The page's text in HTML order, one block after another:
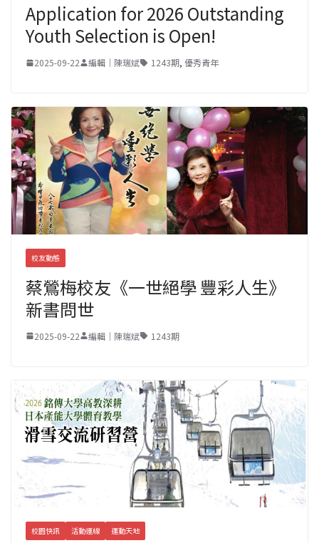
Application for 2026 Outstanding
Youth Selection is Open!
2025-09-22 編輯｜陳瑞斌 1243期, 優秀青年
校友動態
蔡鶯梅校友《一世絕學 豐彩人生》
新書問世
2025-09-22 編輯｜陳瑞斌 1243期
校園快訊 活動連線 運動天地